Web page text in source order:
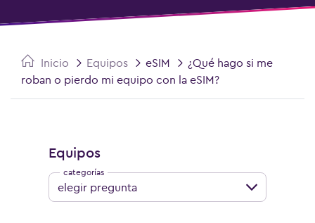
Inicio Equipos eSIM
¿Qué hago si me
roban o pierdo mi equipo con la eSIM?
Equipos
elegir pregunta